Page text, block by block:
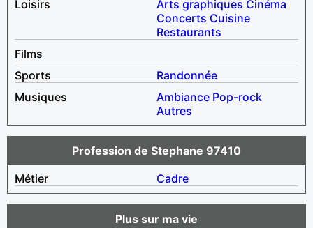
Loisirs
Arts graphiques Cinéma
Concerts Cuisine
Restaurants
Films
Sports
Randonnée
Musiques
Ambiance Pop-rock
Autres
Profession de Stephane 97410
Métier
Cadre
Plus sur ma vie